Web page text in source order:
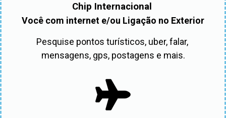
Chip Internacional
Você com internet e/ou Ligação no Exterior
Pesquise pontos turísticos, uber, falar,
mensagens, gps, postagens e mais.